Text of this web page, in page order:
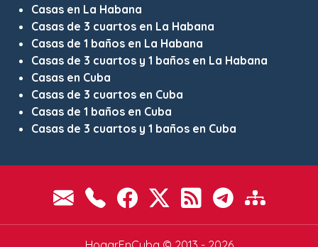
Casas en La Habana
Casas de 3 cuartos en La Habana
Casas de 1 baños en La Habana
Casas de 3 cuartos y 1 baños en La Habana
Casas en Cuba
Casas de 3 cuartos en Cuba
Casas de 1 baños en Cuba
Casas de 3 cuartos y 1 baños en Cuba